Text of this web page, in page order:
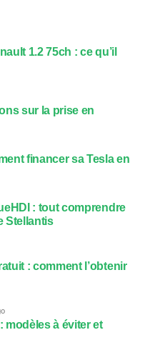
1.2 75ch : ce qu’il
sur la prise en
financer sa Tesla en
: tout comprendre
Stellantis
: comment l’obtenir
modèles à éviter et